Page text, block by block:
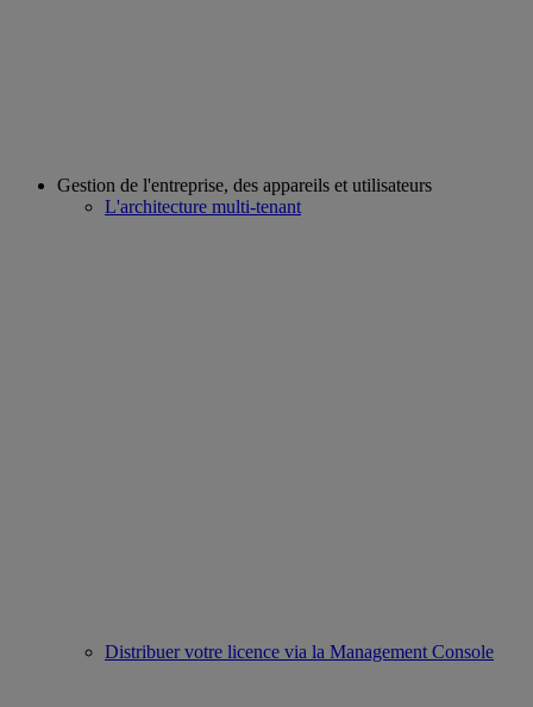
Gestion de l'entreprise, des appareils et utilisateurs
L'architecture multi-tenant
Distribuer votre licence via la Management Console